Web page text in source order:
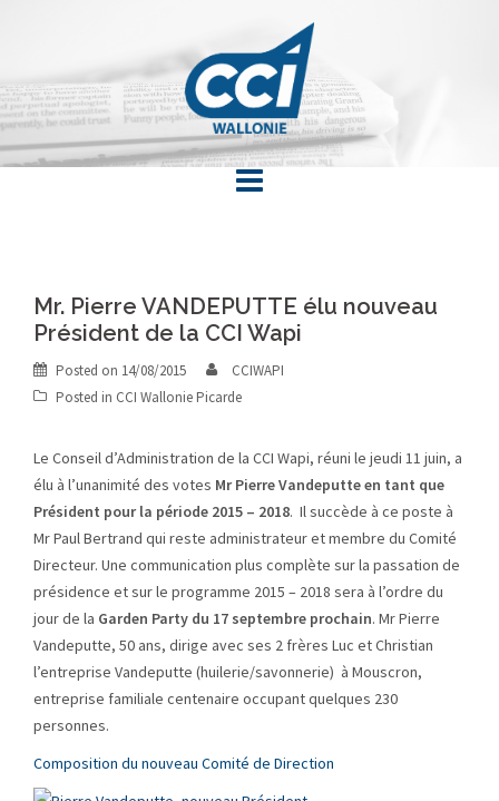
Mr. Pierre VANDEPUTTE élu nouveau
Président de la CCI Wapi
Posted on 14/08/2015
CCIWAPI
Posted in CCI Wallonie Picarde
Le Conseil d’Administration de la CCI Wapi, réuni le jeudi 11 juin, a
élu à l’unanimité des votes Mr Pierre Vandeputte en tant que
Président pour la période 2015 – 2018. Il succède à ce poste à
Mr Paul Bertrand qui reste administrateur et membre du Comité
Directeur. Une communication plus complète sur la passation de
présidence et sur le programme 2015 – 2018 sera à l’ordre du
jour de la Garden Party du 17 septembre prochain. Mr Pierre
Vandeputte, 50 ans, dirige avec ses 2 frères Luc et Christian
l’entreprise Vandeputte (huilerie/savonnerie) à Mouscron,
entreprise familiale centenaire occupant quelques 230
personnes.
Composition du nouveau Comité de Direction